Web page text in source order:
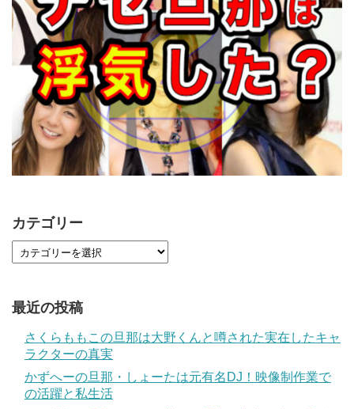
カテゴリー
最近の投稿
さくらももこの旦那は大野くんと噂された実在したキャ
ラクターの真実
かずへーの旦那・しょーたは元有名DJ！映像制作業で
の活躍と私生活